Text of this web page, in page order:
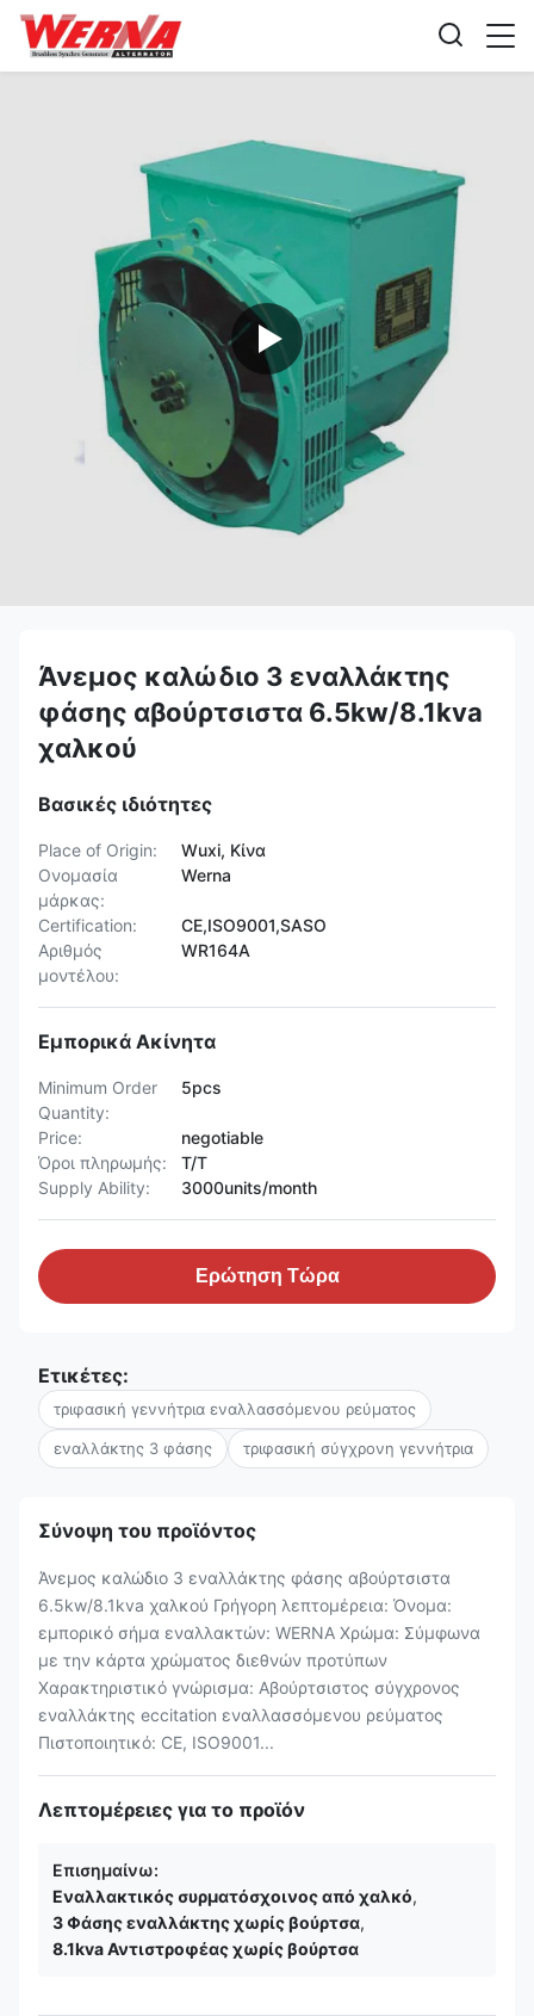
Άνεμος καλώδιο 3 εναλλάκτης
φάσης αβούρτσιστα 6.5kw/8.1kva
χαλκού
Βασικές ιδιότητες
Place of Origin:
Wuxi, Κίνα
Ονομασία
μάρκας:
Werna
Certification:
CE,ISO9001,SASO
Αριθμός
μοντέλου:
WR164A
Εμπορικά Ακίνητα
Minimum Order
Quantity:
5pcs
Price:
negotiable
Όροι πληρωμής:
T/T
Supply Ability:
3000units/month
Ερώτηση Τώρα
Ετικέτες:
τριφασική γεννήτρια εναλλασσόμενου ρεύματος
εναλλάκτης 3 φάσης τριφασική σύγχρονη γεννήτρια
Σύνοψη του προϊόντος
Άνεμος καλώδιο 3 εναλλάκτης φάσης αβούρτσιστα
6.5kw/8.1kva χαλκού Γρήγορη λεπτομέρεια: Όνομα:
εμπορικό σήμα εναλλακτών: WERNA Χρώμα: Σύμφωνα
με την κάρτα χρώματος διεθνών προτύπων
Χαρακτηριστικό γνώρισμα: Αβούρτσιστος σύγχρονος
εναλλάκτης eccitation εναλλασσόμενου ρεύματος
Πιστοποιητικό: CE, ISO9001...
Λεπτομέρειες για το προϊόν
Επισημαίνω:
Εναλλακτικός συρματόσχοινος από χαλκό,
3 Φάσης εναλλάκτης χωρίς βούρτσα,
8.1kva Αντιστροφέας χωρίς βούρτσα